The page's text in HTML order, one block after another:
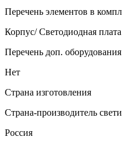
Перечень элементов в
Корпус/ Светодиодная
Перечень доп. оборудования
Нет
Страна изготовления
Страна-производитель
Россия